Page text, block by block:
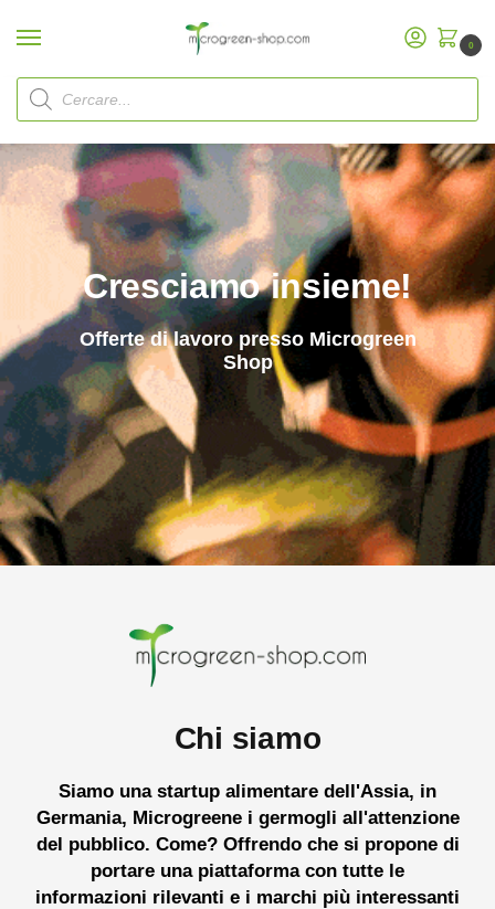
0
Home Offerte di lavoro
Cresciamo insieme!
Offerte di lavoro presso Microgreen
Shop
Chi siamo
Siamo una startup alimentare dell'Assia, in
Germania, Microgreene i germogli all'attenzione
del pubblico. Come? Offrendo che si propone di
portare una piattaforma con tutte le
informazioni rilevanti e i marchi più interessanti